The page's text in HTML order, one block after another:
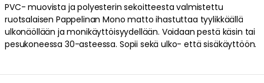
PVC- muovista ja polyesterin sekoitteesta valmistettu
ruotsalaisen Pappelinan Mono matto ihastuttaa tyylikkäällä
ulkonäöllään ja monikäyttöisyydellään. Voidaan pestä käsin tai
pesukoneessa 30-asteessa. Sopii sekä ulko- että sisäkäyttöön.